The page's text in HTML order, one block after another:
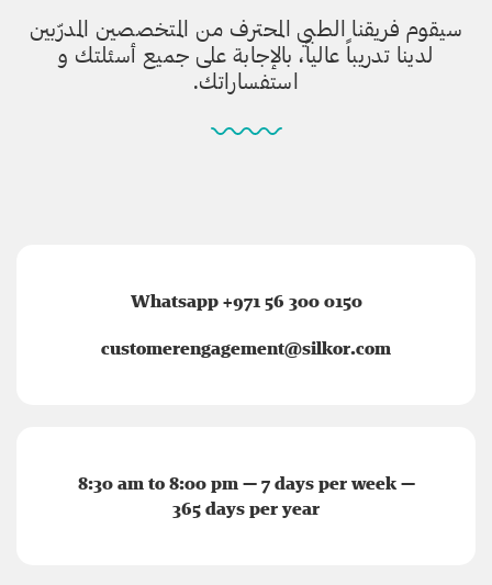
سيقوم فريقنا الطبي المحترف من المتخصصين المدرّبين
لدينا تدريباً عالياً، بالإجابة على جميع أسئلتك و
استفساراتك.
Whatsapp +971 56 300 0150
customerengagement@silkor.com
8:30 am to 8:00 pm — 7 days per week —
365 days per year